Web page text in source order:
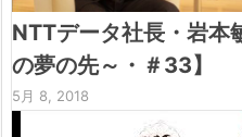
NTTデータ社長・岩本
の夢の先～・＃33】
5月 8, 2018